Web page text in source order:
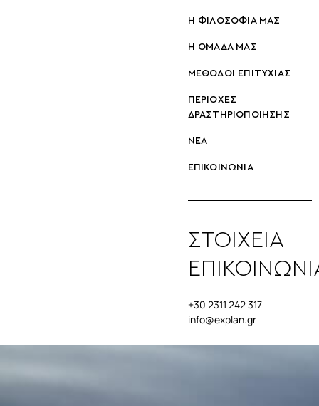
Η ΦΙΛΟΣΟΦΙΑ ΜΑΣ
Η ΟΜΑΔΑ ΜΑΣ
ΜΕΘΟΔΟΙ ΕΠΙΤΥΧΙΑΣ
ΠΕΡΙΟΧΕΣ
ΔΡΑΣΤΗΡΙΟΠΟΙΗΣΗΣ
ΝΕΑ
ΕΠΙΚΟΙΝΩΝΙΑ
ΣΤΟΙΧΕΙΑ
+30 2311 242 317
info@explan.gr